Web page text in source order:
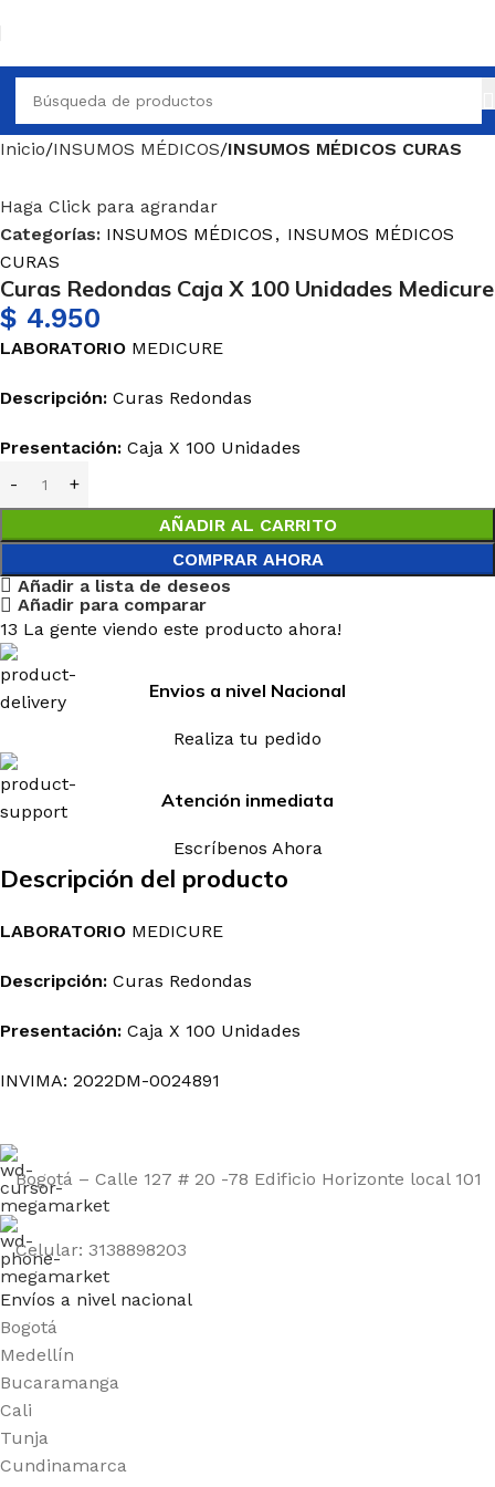
Inicio INSUMOS MÉDICOS INSUMOS MÉDICOS CURAS
Haga Click para agrandar
Categorías: INSUMOS MÉDICOS , INSUMOS MÉDICOS
CURAS
Curas Redondas Caja X 100 Unidades Medicure
$ 4.950
LABORATORIO MEDICURE
Descripción: Curas Redondas
Presentación: Caja X 100 Unidades
AÑADIR AL CARRITO
COMPRAR AHORA
Añadir a lista de deseos
Añadir para comparar
13 La gente viendo este producto ahora!
Envios a nivel Nacional
Realiza tu pedido
Atención inmediata
Escríbenos Ahora
Descripción del producto
LABORATORIO MEDICURE
Descripción: Curas Redondas
Presentación: Caja X 100 Unidades
INVIMA: 2022DM-0024891
Bogotá – Calle 127 # 20 -78 Edificio Horizonte local 101
Celular: 3138898203
Envíos a nivel nacional
Bogotá
Medellín
Bucaramanga
Cali
Tunja
Cundinamarca